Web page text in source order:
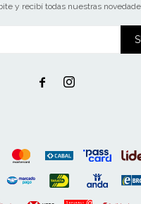
y recibí todas nuestras
 